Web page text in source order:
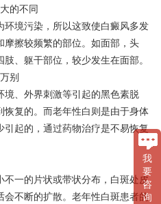
的不同
境污染，所以这致使白癜风多发
摩擦较频繁的部位。如面部，头
、躯干部位，较少发生在面部。
别
、外界刺激等引起的黑色素脱
恢复的。而老年性白则是由于身体
引起的，通过药物治疗是不易恢复
一的片状或带状分布，白斑处皮
会不断的扩散。老年性白斑患者的
我
要
咨
询